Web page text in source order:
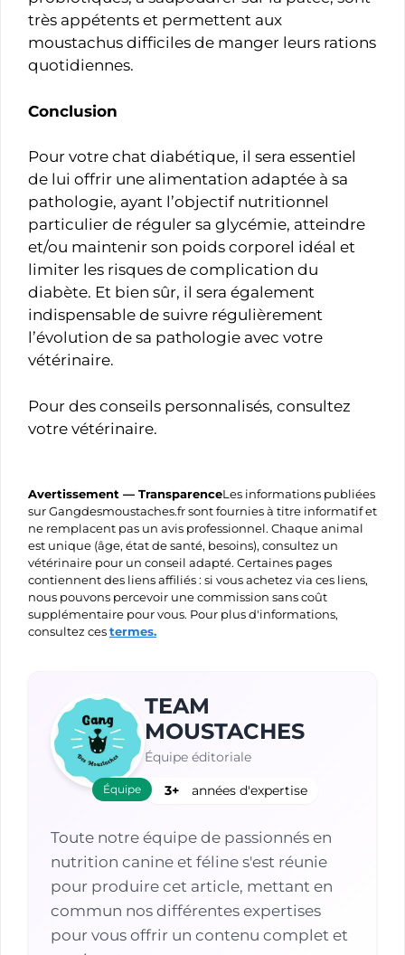
très appétents et permettent aux
moustachus difficiles de manger leurs rations
quotidiennes.
Conclusion
Pour votre chat diabétique, il sera essentiel
de lui offrir une alimentation adaptée à sa
pathologie, ayant l’objectif nutritionnel
particulier de réguler sa glycémie, atteindre
et/ou maintenir son poids corporel idéal et
limiter les risques de complication du
diabète. Et bien sûr, il sera également
indispensable de suivre régulièrement
l’évolution de sa pathologie avec votre
vétérinaire.
Pour des conseils personnalisés, consultez
votre vétérinaire.
Avertissement — TransparenceLes informations publiées
sur Gangdesmoustaches.fr sont fournies à titre informatif et
ne remplacent pas un avis professionnel. Chaque animal
est unique (âge, état de santé, besoins), consultez un
vétérinaire pour un conseil adapté. Certaines pages
contiennent des liens affiliés : si vous achetez via ces liens,
nous pouvons percevoir une commission sans coût
supplémentaire pour vous. Pour plus d'informations,
consultez cestermes.
Équipe
TEAM
MOUSTACHES
Équipe éditoriale
3+ années d'expertise
Toute notre équipe de passionnés en
nutrition canine et féline s'est réunie
pour produire cet article, mettant en
commun nos différentes expertises
pour vous offrir un contenu complet et